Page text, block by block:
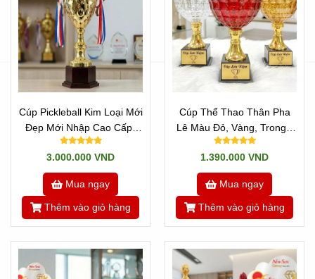
Cúp Pickleball Kim Loại Mới
Đẹp Mới Nhập Cao Cấp-
Có Thể Thay Đầu Chóp
3.000.000 VND
Mua ngay
Thêm vào giỏ hàng
Cúp Thể Thao Thân Pha
Lê Màu Đỏ, Vàng, Trong -
Đẹp Cao Cấp
1.390.000 VND
Mua ngay
Thêm vào giỏ hàng